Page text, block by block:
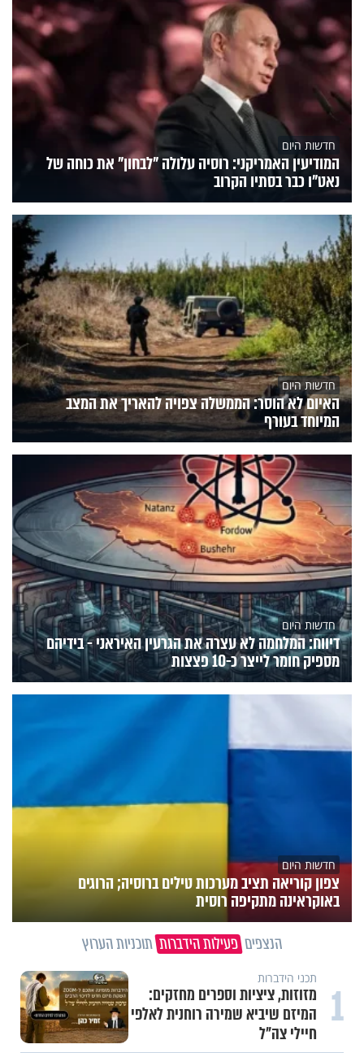
חדשות היום
המודיעין האמריקני: רוסיה עלולה "לבחון" את כוחה של
נאט"ו כבר בסתיו הקרוב
חדשות היום
האיום לא הוסר: הממשלה צפויה להאריך את המצב
המיוחד בעורף
חדשות היום
דיווח: המלחמה לא עצרה את הגרעין האיראני - בידיהם
מספיק חומר לייצר כ-10 פצצות
חדשות היום
צפון קוריאה תציב מערכות טילים ברוסיה; הרוגים
באוקראינה מתקיפה רוסית
הנצפים פעילות הידברות תוכניות הערוץ
1 תכני הידברות
מזוזות, ציציות וספרים מחזקים:
המיזם שיביא שמירה רוחנית לאלפי
חיילי צה"ל